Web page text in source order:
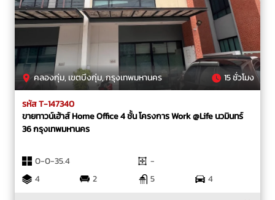
คลองกุ่ม, เขตบึงกุ่ม, กรุงเทพมหานคร 15 ชั่วโมง
รหัส T-147340
ขายทาวน์เฮ้าส์ Home Office 4 ชั้น โครงการ Work @Life นวมินทร์
36 กรุงเทพมหานคร
0-0-35.4
-
4
2 5
4